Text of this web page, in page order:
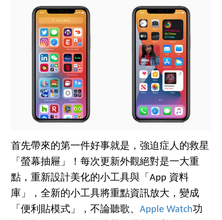
首先帶來的第一件好事就是，強迫症人的救星
「螢幕抽屜」！每次更新外觀絕對是一大重
點，重新設計美化的小工具與「App 資料
庫」，全新的小工具將重點資訊放大，變成
「便利貼模式」，不論聽歌、Apple Watch功